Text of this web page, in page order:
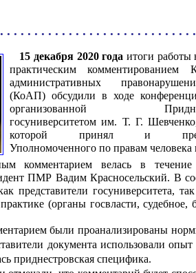
. . . . . . . . . . . . . . . . . . . . . . . . . .
15 декабря 2020 года итоги работы
практическим комментированием
административных
(КоАП) обсудили в ходе
организованной
госуниверситетом им. Т. Г.
которой принял и
Уполномоченного по правам
комментарием велась в
ПМР Вадим Красносельский. В
представители госуниверситета,
(органы госвласти, судебное,
были проанализированы
документа использовали
приднестровская специфика.